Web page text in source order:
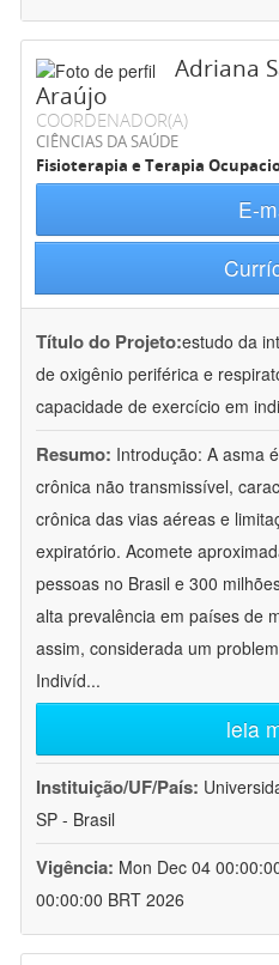
Adriana
Araújo
COORDENADOR(A)
CIÊNCIAS DA SAÚDE
Fisioterapia e Terapia
E-
Título do Projeto:estudo da
de oxigênio periférica e
capacidade de exercício em
Resumo: Introdução: A asma
crônica não transmissível,
crônica das vias aéreas e
expiratório. Acomete
pessoas no Brasil e 300
alta prevalência em países de
assim, considerada um
Indivíd...
leia
Instituição/UF/País:
SP - Brasil
Vigência: Mon Dec 04
00:00:00 BRT 2026